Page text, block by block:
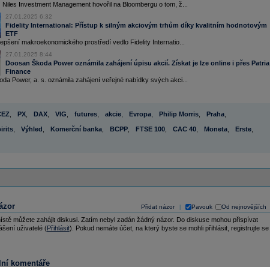
Niles Investment Management hovořil na Bloombergu o tom, ž...
27.01.2025 6:32
Fidelity International: Přístup k silným akciovým trhům díky kvalitním hodnotovým
ETF
makroekonomického prostředí vedlo Fidelity Internatio...
27.01.2025 8:44
Doosan Škoda Power oznámila zahájení úpisu akcií. Získat je lze online i přes Patria
Finance
Power, a. s. oznámila zahájení veřejné nabídky svých akci...
PX, DAX, VIG futures, akcie, Evropa, Philip Morris, Praha,
, Výhled Komerční banka, BCPP, FTSE 100, CAC 40, Moneta, Erste,
Přidat názor Pavouk Od nejnovějších
můžete zahájit diskusi. Zatím nebyl zadán žádný názor. Do diskuse mohou přispívat
uživatelé (Přihlásit). Pokud nemáte účet, na který byste se mohli přihlásit, registrujte se
komentáře